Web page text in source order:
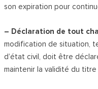
son expiration pour
– Déclaration de tout
modification de situation,
d’état civil, doit être
maintenir la validité du